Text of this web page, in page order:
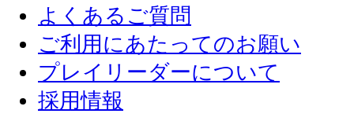
よくあるご質問
ご利用にあたってのお願い
プレイリーダーについて
採用情報